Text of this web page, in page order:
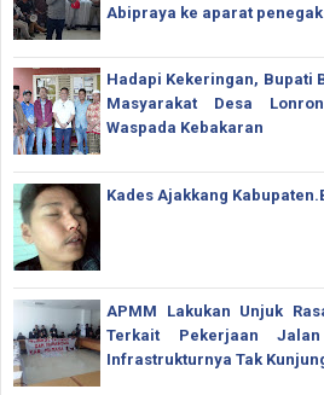
Abipraya ke aparat
Hadapi Kekeringan, Bupati
Masyarakat Desa
Waspada Kebakaran
Kades Ajakkang
APMM Lakukan Unjuk
Terkait Pekerjaan
Infrastrukturnya Tak